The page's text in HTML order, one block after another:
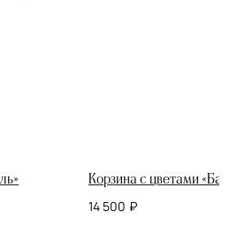
Корзина с цветами
14 500 ₽